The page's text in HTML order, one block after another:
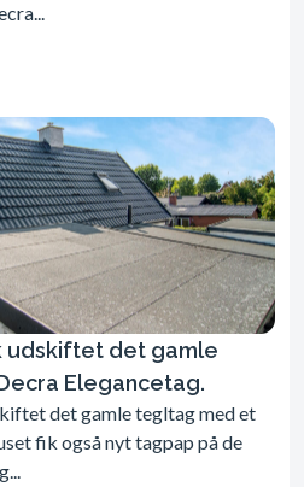
udskiftet det gamle
Elegancetag.
det gamle tegltag med et
fik også nyt tagpap på de